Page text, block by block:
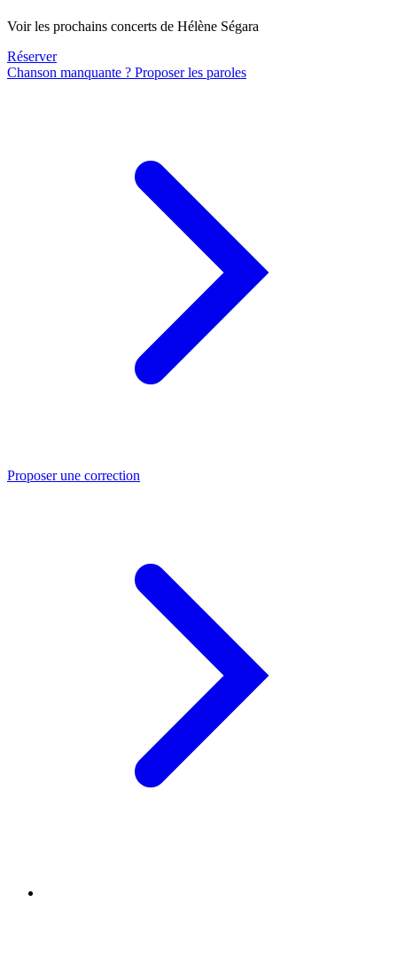
Voir les prochains concerts de Hélène Ségara
Réserver
Chanson manquante ? Proposer les paroles
Proposer une correction